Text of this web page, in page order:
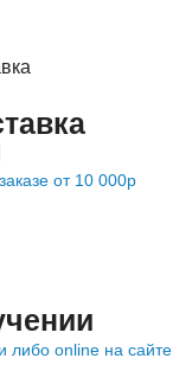
от 10 000р
либо online на сайте